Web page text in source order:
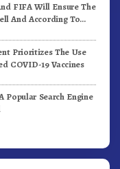
FIFA Will Ensure The
And According To
Prioritizes The Use
COVID-19 Vaccines
Popular Search Engine